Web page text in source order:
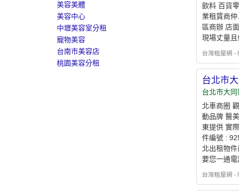
美容美體
美容中心
中壢美容室分租
寵物美容
台南市美容店
桃園美容分租
飲料 百貨
業租賃商
區商辦 店
現場丈量
台灣租屋網 -
台北市
台北市大
北車商圈
動品牌 醫美
東提供 實
件編號 :
北出租物
要您一通
台灣租屋網 -